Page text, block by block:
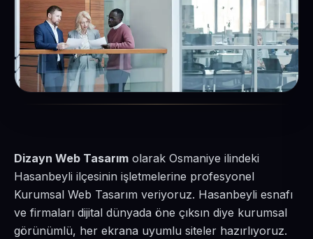
Dizayn Web Tasarım olarak Osmaniye ilindeki
Hasanbeyli ilçesinin işletmelerine profesyonel
Kurumsal Web Tasarım veriyoruz. Hasanbeyli esnafı
ve firmaları dijital dünyada öne çıksın diye kurumsal
görünümlü, her ekrana uyumlu siteler hazırlıyoruz.